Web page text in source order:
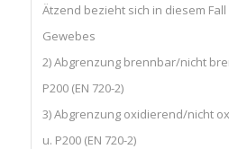
Ätzend bezieht sich in diesem
Gewebes
2) Abgrenzung brennbar/nicht
P200 (EN 720-2)
3) Abgrenzung oxidierend/nicht
u. P200 (EN 720-2)